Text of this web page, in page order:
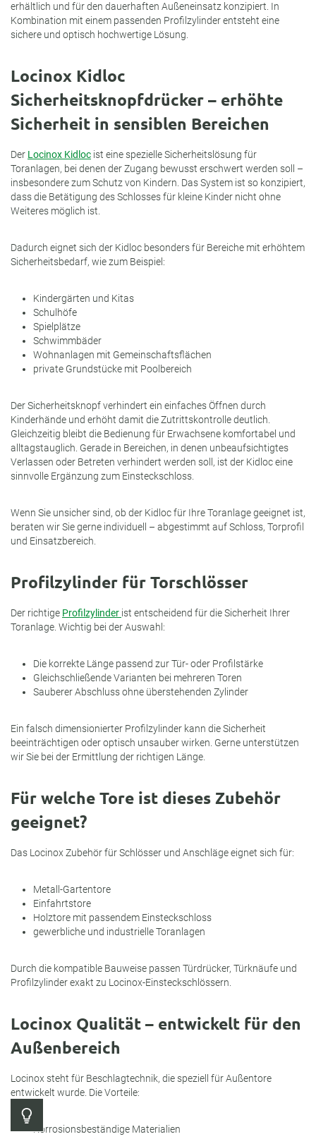
erhältlich und für den dauerhaften Außeneinsatz konzipiert. In
Kombination mit einem passenden Profilzylinder entsteht eine
sichere und optisch hochwertige Lösung.
Locinox Kidloc
Sicherheitsknopfdrücker – erhöhte
Sicherheit in sensiblen Bereichen
Der Locinox Kidloc ist eine spezielle Sicherheitslösung für
Toranlagen, bei denen der Zugang bewusst erschwert werden soll –
insbesondere zum Schutz von Kindern. Das System ist so konzipiert,
dass die Betätigung des Schlosses für kleine Kinder nicht ohne
Weiteres möglich ist.
Dadurch eignet sich der Kidloc besonders für Bereiche mit erhöhtem
Sicherheitsbedarf, wie zum Beispiel:
Kindergärten und Kitas
Schulhöfe
Spielplätze
Schwimmbäder
Wohnanlagen mit Gemeinschaftsflächen
private Grundstücke mit Poolbereich
Der Sicherheitsknopf verhindert ein einfaches Öffnen durch
Kinderhände und erhöht damit die Zutrittskontrolle deutlich.
Gleichzeitig bleibt die Bedienung für Erwachsene komfortabel und
alltagstauglich. Gerade in Bereichen, in denen unbeaufsichtigtes
Verlassen oder Betreten verhindert werden soll, ist der Kidloc eine
sinnvolle Ergänzung zum Einsteckschloss.
Wenn Sie unsicher sind, ob der Kidloc für Ihre Toranlage geeignet ist,
beraten wir Sie gerne individuell – abgestimmt auf Schloss, Torprofil
und Einsatzbereich.
Profilzylinder für Torschlösser
Der richtige Profilzylinder ist entscheidend für die Sicherheit Ihrer
Toranlage. Wichtig bei der Auswahl:
Die korrekte Länge passend zur Tür- oder Profilstärke
Gleichschließende Varianten bei mehreren Toren
Sauberer Abschluss ohne überstehenden Zylinder
Ein falsch dimensionierter Profilzylinder kann die Sicherheit
beeinträchtigen oder optisch unsauber wirken. Gerne unterstützen
wir Sie bei der Ermittlung der richtigen Länge.
Für welche Tore ist dieses Zubehör
geeignet?
Das Locinox Zubehör für Schlösser und Anschläge eignet sich für:
Metall-Gartentore
Einfahrtstore
Holztore mit passendem Einsteckschloss
gewerbliche und industrielle Toranlagen
Durch die kompatible Bauweise passen Türdrücker, Türknäufe und
Profilzylinder exakt zu Locinox-Einsteckschlössern.
Locinox Qualität – entwickelt für den
Außenbereich
Locinox steht für Beschlagtechnik, die speziell für Außentore
entwickelt wurde. Die Vorteile:
Korrosionsbeständige Materialien